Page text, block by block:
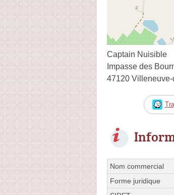
Captain Nuisible
Impasse des
47120
Nom commercial
Forme juridique